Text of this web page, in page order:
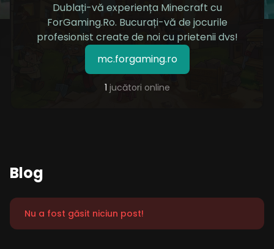
Dublați-vă experiența Minecraft cu
ForGaming.Ro. Bucurați-vă de jocurile
profesionist create de noi cu prietenii dvs!
mc.forgaming.ro
1 jucători online
Blog
Nu a fost găsit niciun post!